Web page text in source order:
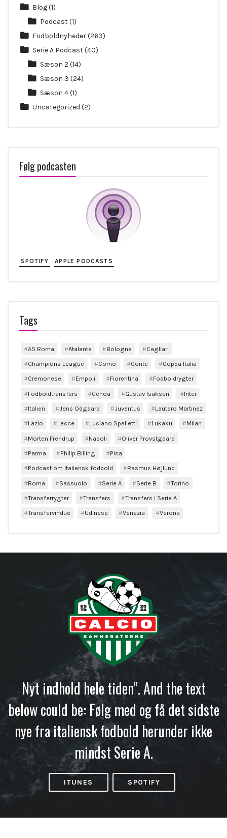
Blog(1)
Podcast(1)
Fodboldnyheder(263)
Serie A Podcast(40)
Sæson 2 (14)
Sæson 3 (24)
Sæson 4(1)
Uncategorized (2)
Følg podcasten
SPOTIFY APPLE PODCASTS
Tags
AS Roma Atalanta Bologna
Cagliari
Champions League
Como Conte
Coppa Italia
Cremonese
Empoli Fiorentina
Fodboldrygter
Fodboldtransfers
Genoa Gustav Isaksen
Inter
Italien
Jens Odgaard Juventus
Lautaro Martinez
Lazio
Lecce Luciano Spalletti Lukaku
Milan
Morten Frendrup
Napoli
Oliver Provstgaard
Parma
Philip Billing
Pisa
Podcast om italiensk fodbold
Rasmus Højlund
Roma
Sassuolo Serie A Serie B
Torino
Transferrygter
Transfers
Transfers i Serie A
Transfervindue
Udinese Venezia Verona
Nyt indhold hele tiden”. And the text
below could be: Følg med og få det sidste
nye fra italiensk fodbold herunder ikke
mindst Serie A.
ITUNES SPOTIFY